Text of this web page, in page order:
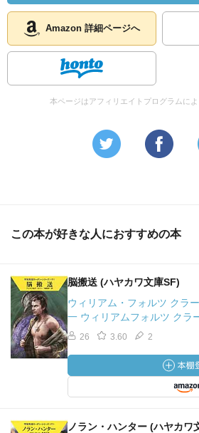
Amazon 詳細ページへ
本ページはアフィリエイトプログラムに
この本が好きな人におすすめの本
脳搬送 (ハヤカワ文庫SF)
ウィリアム・フォルツ クラ
一 ウィリアムフォルツ クラ
26 3.60 2
ノラン・ハンター (ハヤカワ